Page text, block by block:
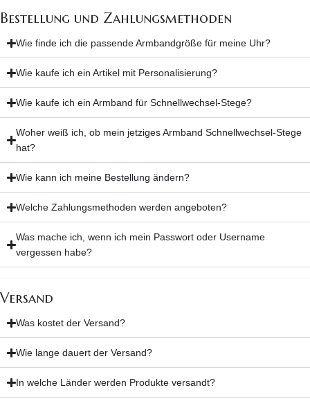
Bestellung und Zahlungsmethoden
Wie finde ich die passende Armbandgröße für meine Uhr?
Wie kaufe ich ein Artikel mit Personalisierung?
Wie kaufe ich ein Armband für Schnellwechsel-Stege?
Woher weiß ich, ob mein jetziges Armband Schnellwechsel-Stege
hat?
Wie kann ich meine Bestellung ändern?
Welche Zahlungsmethoden werden angeboten?
Was mache ich, wenn ich mein Passwort oder Username
vergessen habe?
Versand
Was kostet der Versand?
Wie lange dauert der Versand?
In welche Länder werden Produkte versandt?